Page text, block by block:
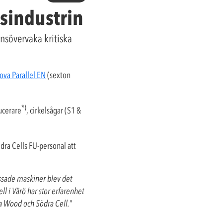
kritiska
Parallel EN(sexton
*), cirkelsågar (S1 &
Cells FU-personal att
maskiner blev det
i Värö har stor erfarenhet
och Södra Cell.”